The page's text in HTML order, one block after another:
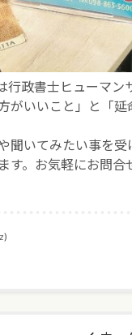
政書士ヒューマン
がいいこと」と「
聞いてみたい事を受
。お気軽にお問合